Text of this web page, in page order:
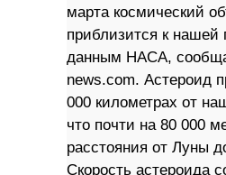
марта космический
приблизится к нашей
данным НАСА,
news.com. Астероид
000 километрах от
что почти на 80 000
расстояния от Луны
Скорость астероида